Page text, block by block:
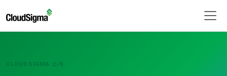
CLOUDSIGMA 소개